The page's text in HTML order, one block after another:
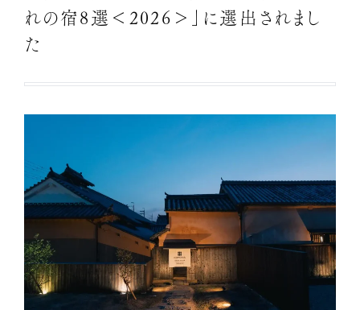
れの宿8選＜2026＞」に選出されまし
た